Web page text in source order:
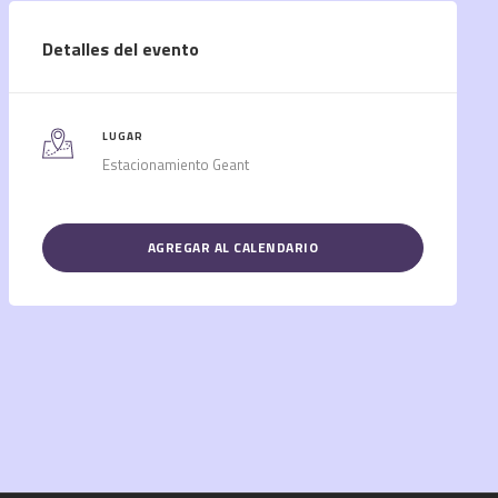
Detalles del evento
LUGAR
Estacionamiento Geant
AGREGAR AL CALENDARIO